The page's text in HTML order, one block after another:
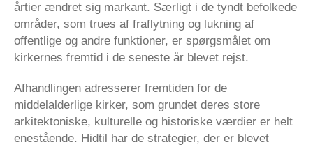
årtier ændret sig markant. Særligt i de tyndt befolkede
områder, som trues af fraflytning og lukning af
offentlige og andre funktioner, er spørgsmålet om
kirkernes fremtid i de seneste år blevet rejst.
Afhandlingen adresserer fremtiden for de
middelalderlige kirker, som grundet deres store
arkitektoniske, kulturelle og historiske værdier er helt
enestående. Hidtil har de strategier, der er blevet